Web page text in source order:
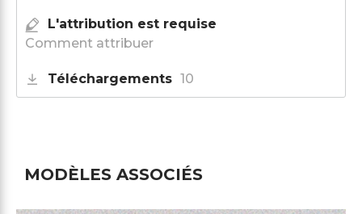
L'attribution est requise
Comment attribuer
Téléchargements 10
MODÈLES ASSOCIÉS